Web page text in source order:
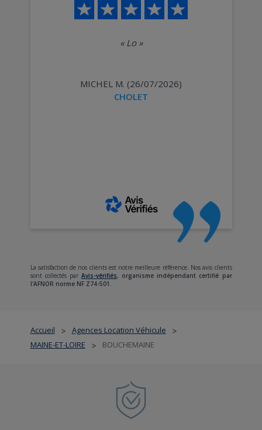
Accueil > Agences Location Véhicule >
MAINE-ET-LOIRE > BOUCHEMAINE
« Lo»
MICHEL M. (26/07/2026)
CHOLET
La satisfaction de nos clients est notre meilleure référence. Nos avis clients
sont collectés par Avis-vérifiés, organisme indépendant certifié par
l'AFNOR norme NF Z74-501.